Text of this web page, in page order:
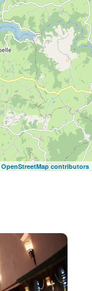
OpenStreetMap contributors